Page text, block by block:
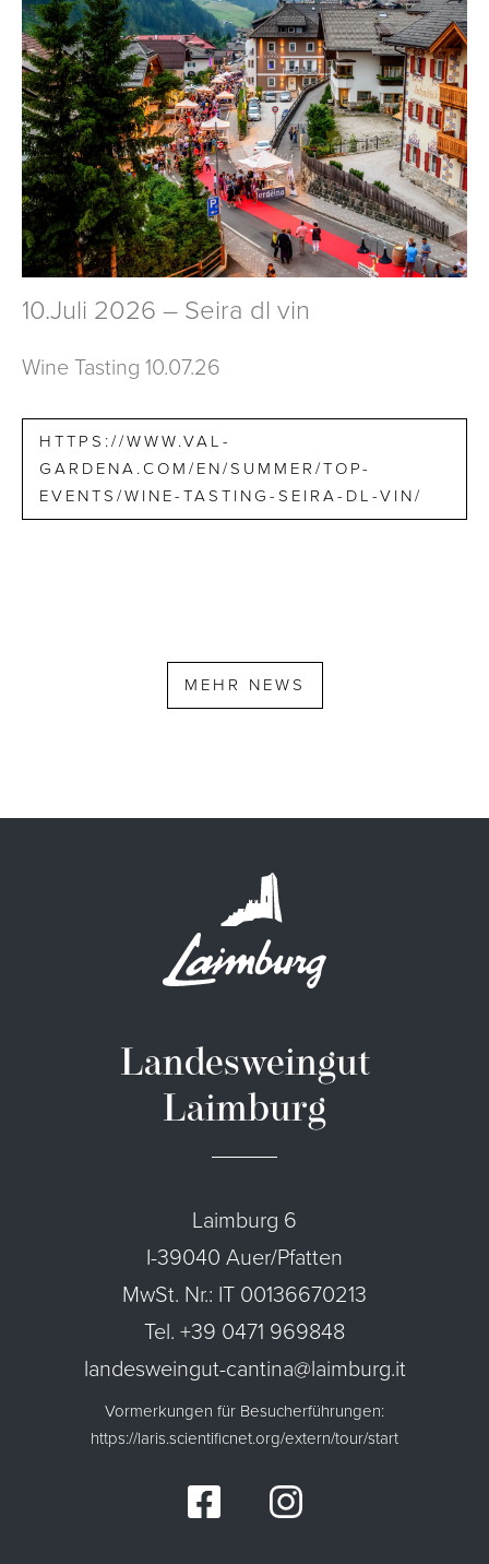
10.Juli 2026 – Seira dl vin
Wine Tasting 10.07.26
HTTPS://WWW.VAL-
GARDENA.COM/EN/SUMMER/TOP-
EVENTS/WINE-TASTING-SEIRA-DL-VIN/
MEHR NEWS
Landesweingut
Laimburg
Laimburg 6
I-39040 Auer/Pfatten
MwSt. Nr.: IT 00136670213
Tel. +39 0471 969848
landesweingut-cantina@laimburg.it
Vormerkungen für Besucherführungen:
https://laris.scientificnet.org/extern/tour/start